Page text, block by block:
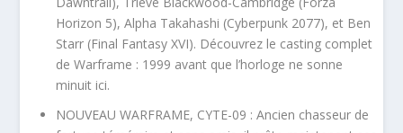
Horizon 5), Alpha Takahashi (Cyberpunk 2077), et Ben
Starr (Final Fantasy XVI). Découvrez le casting complet
de Warframe : 1999 avant que l’horloge ne sonne
minuit ici.
NOUVEAU WARFRAME, CYTE-09 : Ancien chasseur de